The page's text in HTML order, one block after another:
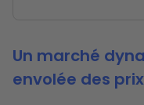
Un marché
envolée des prix